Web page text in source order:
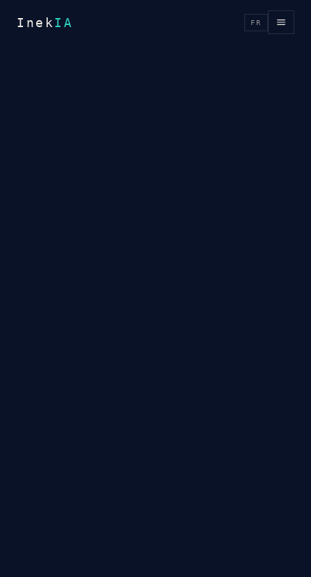
InekIA FR